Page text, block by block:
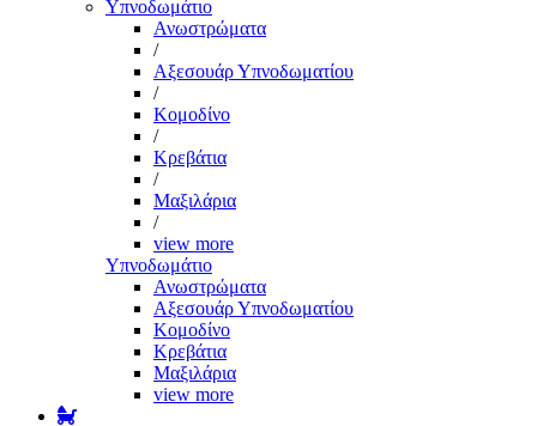
Υπνοδωμάτιο
Ανωστρώματα
/
Αξεσουάρ Υπνοδωματίου
/
Κομοδίνο
/
Κρεβάτια
/
Μαξιλάρια
/
view more
Υπνοδωμάτιο
Ανωστρώματα
Αξεσουάρ Υπνοδωματίου
Κομοδίνο
Κρεβάτια
Μαξιλάρια
view more